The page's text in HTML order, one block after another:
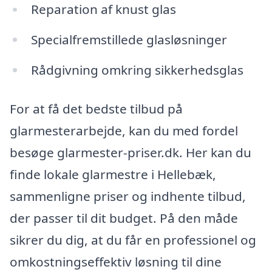
Reparation af knust glas
Specialfremstillede glasløsninger
Rådgivning omkring sikkerhedsglas
For at få det bedste tilbud på
glarmesterarbejde, kan du med fordel
besøge glarmester-priser.dk. Her kan du
finde lokale glarmestre i Hellebæk,
sammenligne priser og indhente tilbud,
der passer til dit budget. På den måde
sikrer du dig, at du får en professionel og
omkostningseffektiv løsning til dine